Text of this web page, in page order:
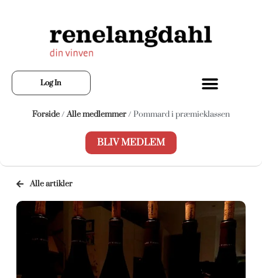
Log In
Forside/Alle medlemmer/ Pommard i præmieklassen
BLIV MEDLEM
Alle artikler